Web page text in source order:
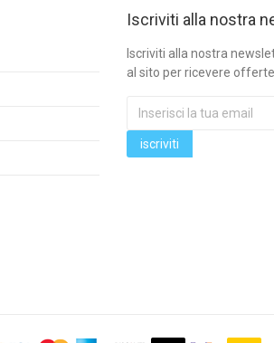
Iscriviti alla nostra
Iscriviti alla nostra
al sito per ricevere